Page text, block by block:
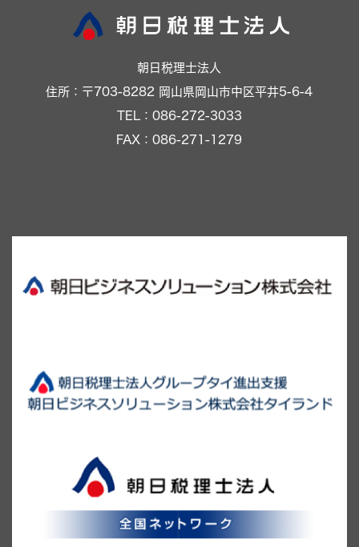
朝日税理士法人
住所：〒703-8282 岡山県岡山市中区平井5-6-4
TEL：086-272-3033
FAX：086-271-1279